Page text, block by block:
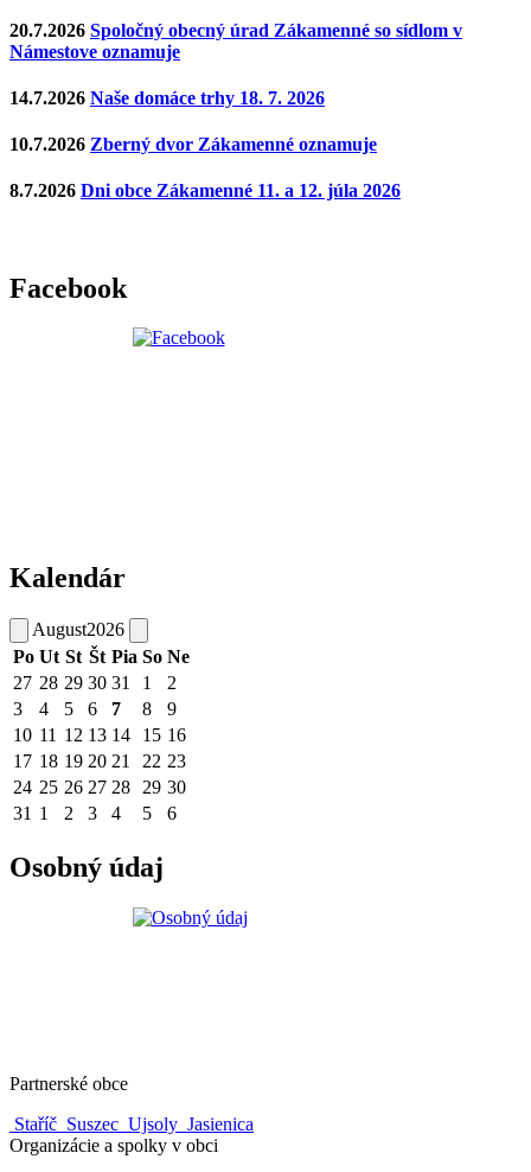
20.7.2026 Spoločný obecný úrad Zákamenné so sídlom v
Námestove oznamuje
14.7.2026 Naše domáce trhy 18. 7. 2026
10.7.2026 Zberný dvor Zákamenné oznamuje
8.7.2026 Dni obce Zákamenné 11. a 12. júla 2026
Facebook
Kalendár
August2026
Po Ut St Št Pia So Ne
27 28 29 30 31 1
2
3
4 5 6 7 8
9
10 11 12 13 14 15 16
17 18 19 20 21 22 23
24 25 26 27 28 29 30
31 1 2 3 4 5 6
Osobný údaj
Partnerské obce
Staříč Suszec Ujsoly Jasienica
Organizácie a spolky v obci